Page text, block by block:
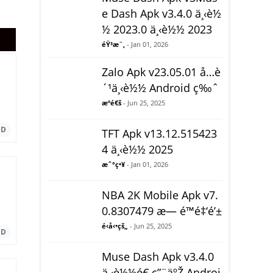
e Dash Apk v3.4.0 ä¸‹è½
½ 2023.0 ä¸‹è½½ 2023
éŸ³æ¨‚ - Jan 01, 2026
Zalo Apk v23.05.01 å…è
´¹ä¸‹è½½ Android ç‰ˆ
æºé€š - Jun 25, 2025
TFT Apk v13.12.515423
4 ä¸‹è½½ 2025
æˆ°ç•¥ - Jan 01, 2026
NBA 2K Mobile Apk v7.
0.8307479 æ— é™é‡‘é’±
é‹å‹•çš„ - Jun 25, 2025
Muse Dash Apk v3.4.0